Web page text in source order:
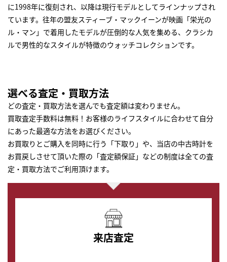
に1998年に復刻され、以降は現行モデルとしてラインナップされ
ています。往年の盟友スティーブ・マックイーンが映画「栄光の
ル・マン」で着用したモデルが圧倒的な人気を集める、クラシカ
ルで男性的なスタイルが特徴のウォッチコレクションです。
選べる査定・買取方法
どの査定・買取方法を選んでも査定額は変わりません。
買取査定手数料は無料！お客様のライフスタイルに合わせて自分
にあった最適な方法をお選びください。
お買取りとご購入を同時に行う「下取り」や、当店の中古時計を
お買戻しさせて頂いた際の「査定額保証」などの制度は全ての査
定・買取方法でご利用頂けます。
来店査定